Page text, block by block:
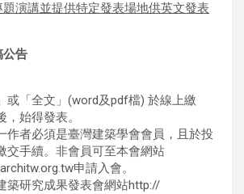
演講並提供特定發表場地供英文發表
公告
或「全文」(word及pdf檔) 於線上繳
始得發表。
作者必須是臺灣建築學會會員，且於投
交手續。非會員可至本會網站
申請入會。
築研究成果發表會網站http://